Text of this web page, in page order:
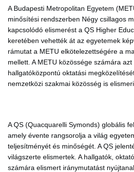
A Budapesti Metropolitan Egyetem
minősítési rendszerben Négy csillagos
kapcsolódó elismerést a QS Higher
keretében vehették át az egyetemek
rámutat a METU elkötelezettségére a
mellett. A METU közössége számára
hallgatóközpontú oktatási
nemzetközi szakmai közösség is elismeri.
A QS (Quacquarelli Symonds) globális
amely évente rangsorolja a világ
teljesítményét és minőségét. A QS
világszerte elismertek. A hallgatók,
számára elismert iránymutatást